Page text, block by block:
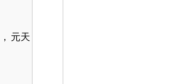
， 元天